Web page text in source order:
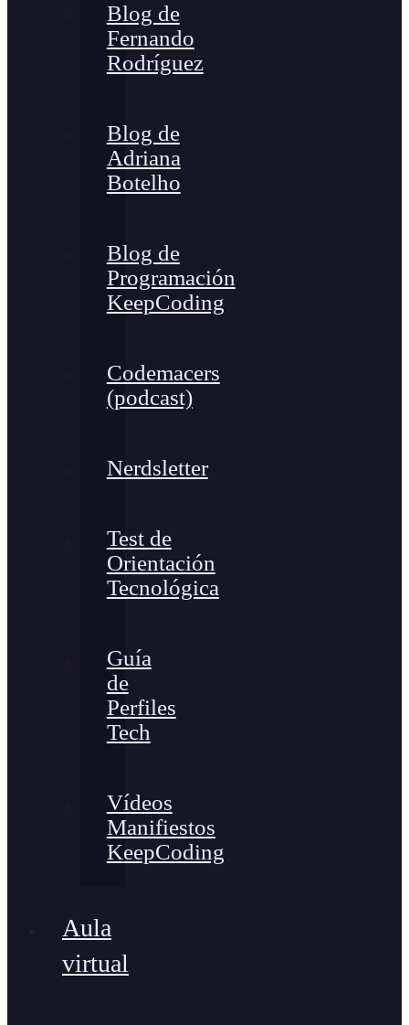
Blog de
Fernando
Rodríguez
Blog de
Adriana
Botelho
Blog de
Programación
KeepCoding
Codemacers
(podcast)
Nerdsletter
Test de
Orientación
Tecnológica
Guía
de
Perfiles
Tech
Vídeos
Manifiestos
KeepCoding
Aula
virtual